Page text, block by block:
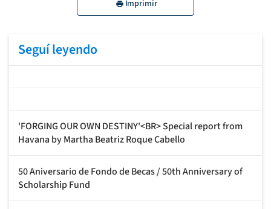
Imprimir
Seguí leyendo
'FORGING OUR OWN DESTINY'<BR> Special report from
Havana by Martha Beatriz Roque Cabello
50 Aniversario de Fondo de Becas / 50th Anniversary of
Scholarship Fund